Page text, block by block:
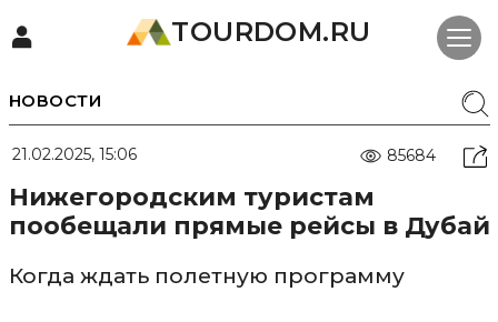
TOURDOM.RU
НОВОСТИ
21.02.2025, 15:06 85684
Нижегородским туристам
пообещали прямые рейсы в Дубай
Когда ждать полетную программу